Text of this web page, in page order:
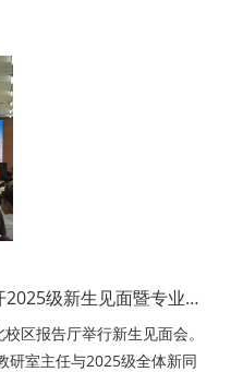
匠心筑梦 启航未来|公建系召开2025级新生见面暨专业入学教育
区报告厅举行新生见面会。
研室主任与2025级全体新同